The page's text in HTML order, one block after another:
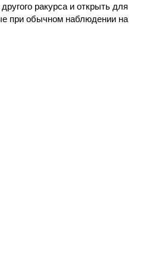
ракурса и открыть для
при обычном наблюдении на